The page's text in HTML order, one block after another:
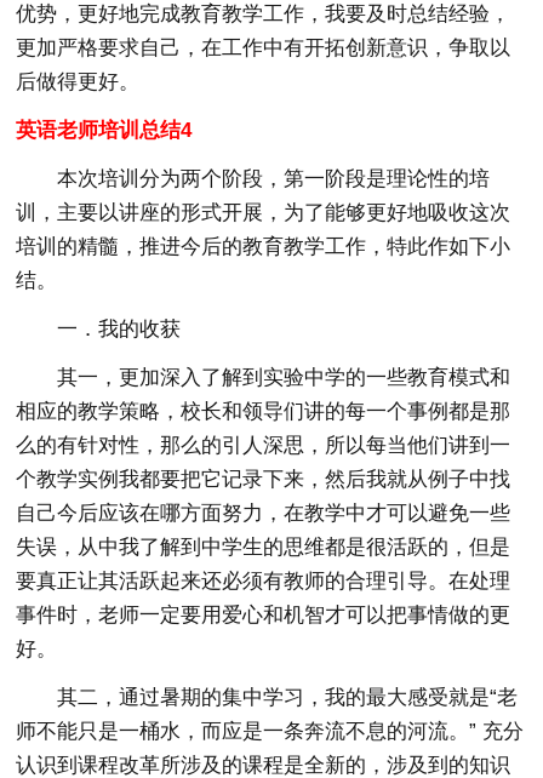
优势，更好地完成教育教学工作，我要及时总结经验，
更加严格要求自己，在工作中有开拓创新意识，争取以
后做得更好。
英语老师培训总结4
本次培训分为两个阶段，第一阶段是理论性的培
训，主要以讲座的形式开展，为了能够更好地吸收这次
培训的精髓，推进今后的教育教学工作，特此作如下小
结。
一．我的收获
其一，更加深入了解到实验中学的一些教育模式和
相应的教学策略，校长和领导们讲的每一个事例都是那
么的有针对性，那么的引人深思，所以每当他们讲到一
个教学实例我都要把它记录下来，然后我就从例子中找
自己今后应该在哪方面努力，在教学中才可以避免一些
失误，从中我了解到中学生的思维都是很活跃的，但是
要真正让其活跃起来还必须有教师的合理引导。在处理
事件时，老师一定要用爱心和机智才可以把事情做的更
好。
其二，通过暑期的集中学习，我的最大感受就是“老
师不能只是一桶水，而应是一条奔流不息的河流。” 充分
认识到课程改革所涉及的课程是全新的，涉及到的知识